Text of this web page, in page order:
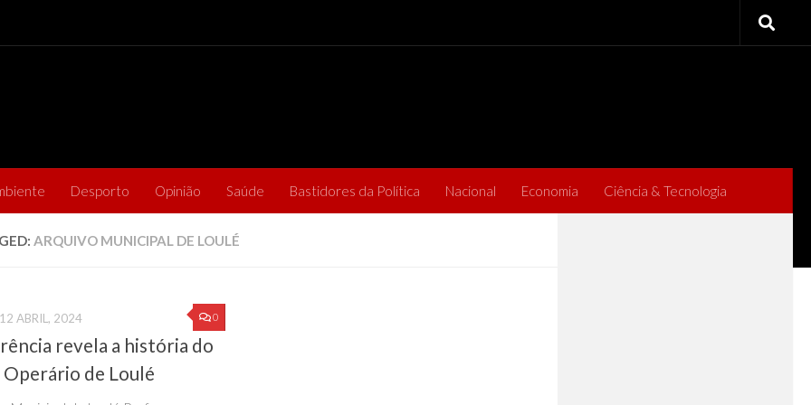
Desporto Opinião Saúde Bastidores da Política Nacional Economia Ciência & Tecnologia
ARQUIVO MUNICIPAL DE LOULÉ
0
12 ABRIL, 2024
revela a história do
de Loulé